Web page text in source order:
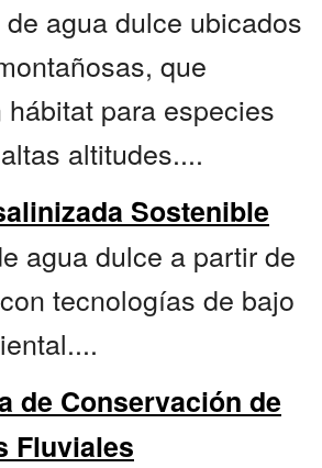
agua dulce ubicados
que
para especies
altitudes....
Sostenible
agua dulce a partir de
tecnologías de bajo
de Conservación de
Fluviales